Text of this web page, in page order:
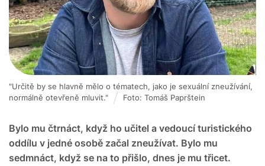
Bylo mu čtrnáct, když ho učitel a vedoucí turistického
oddílu v jedné osobě začal zneužívat. Bylo mu
sedmnáct, když se na to přišlo, dnes je mu třicet.
"Určitě by se hlavně mělo o tématech, jako je sexuální zneužívání,
normálně otevřeně mluvit."
Foto: Tomáš Paprštein